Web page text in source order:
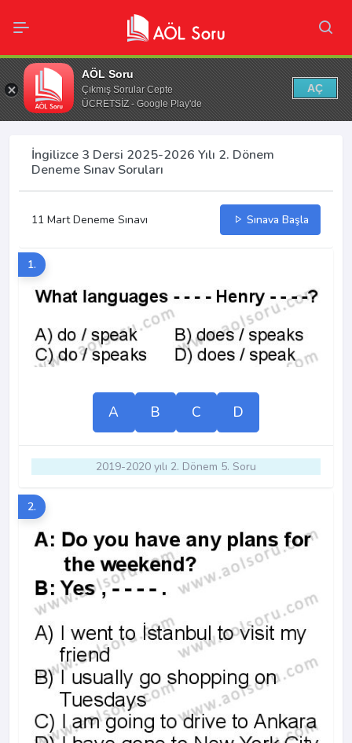
AÖL Soru
Çıkmış Sorular Cepte
ÜCRETSİZ - Google Play'de
AÇ
İngilizce 3 Dersi 2025-2026 Yılı 2. Dönem
Deneme Sınav Soruları
11 Mart Deneme Sınavı Sınava Başla
1.
A B C D
2019-2020 yılı 2. Dönem 5. Soru
2.